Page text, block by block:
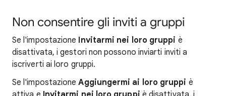
Non consentire gli inviti a gruppi
Se l'impostazione Invitarmi nei loro gruppi è
disattivata, i gestori non possono inviarti inviti a
iscriverti ai loro gruppi.
Se l'impostazioneAggiungermi ai loro gruppi è